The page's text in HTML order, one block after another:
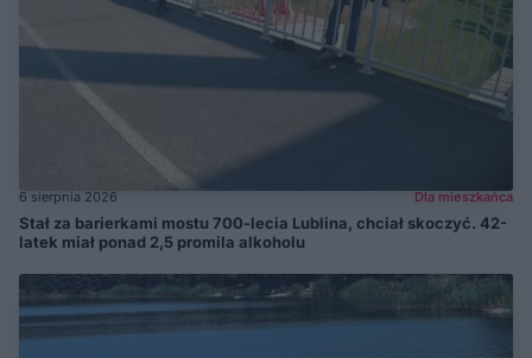
6 sierpnia 2026 Dla mieszkańca
Stał za barierkami mostu 700-lecia Lublina, chciał skoczyć. 42-
latek miał ponad 2,5 promila alkoholu